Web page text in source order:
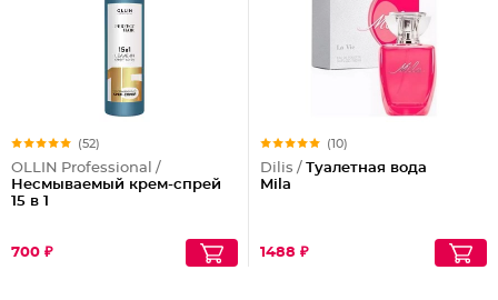
(52)
OLLIN Professional /
Несмываемый крем-спрей
15 в 1
700 ₽
(10)
Dilis / Туалетная вода
Mila
1488 ₽